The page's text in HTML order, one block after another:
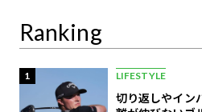
Ranking
1 LIFESTYLE
切り返しやイン